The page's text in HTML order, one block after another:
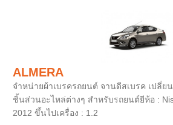
ALMERA
จำหน่ายผ้าเบรครถยนต์ จานดีสเบรค เปลี่ย
ชิ้นส่วนอะไหล่ต่างๆ สำหรับรถยนต์ยีห้อ :
2012 ขึ้นไปเครื่อง : 1.2